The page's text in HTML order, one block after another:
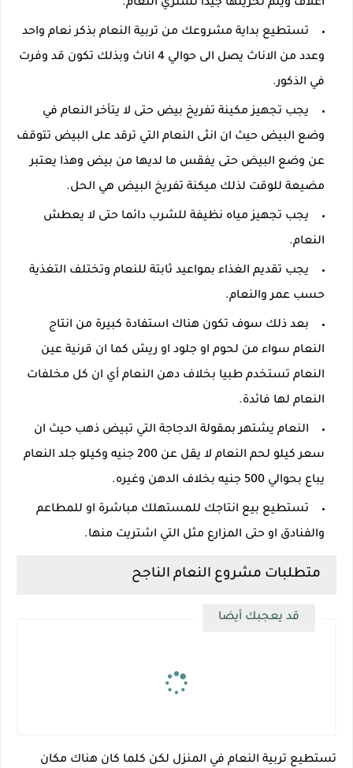
اعلاف ويتم تخزينها جيدا تشتري النعام.
تستطيع بداية مشروعك من تربية النعام بذكر نعام واحد
وعدد من الاناث يصل الى حوالي 4 اناث وبذلك تكون قد وفرت
في الذكور.
يجب تجهيز مكينة تفريخ بيض حتى لا يتأخر النعام في
وضع البيض حيث ان انثى النعام التي ترقد على البيض تتوقف
عن وضع البيض حتى يفقس ما لديها من بيض وهذا يعتبر
مضيعة للوقت لذلك ميكنة تفريخ البيض هي الحل.
يجب تجهيز مياه نظيفة للشرب دائما حتى لا يعطش
النعام.
يجب تقديم الغذاء بمواعيد ثابتة للنعام وتختلف التغذية
حسب عمر والنعام.
بعد ذلك سوف تكون هناك استفادة كبيرة من انتاج
النعام سواء من لحوم او جلود او ريش كما ان قرنية عين
النعام تستخدم طبيا بخلاف دهن النعام أي ان كل مخلفات
النعام لها فائدة.
النعام يشتهر بمقولة الدجاجة التي تبيض ذهب حيث ان
سعر كيلو لحم النعام لا يقل عن 200 جنيه وكيلو جلد النعام
يباع بحوالي 500 جنيه بخلاف الدهن وغيره.
تستطيع بيع انتاجك للمستهلك مباشرة او للمطاعم
والفنادق او حتى المزارع مثل التي اشتريت منها.
متطلبات مشروع النعام الناجح
قد يعجبك أيضا
تستطيع تربية النعام في المنزل لكن كلما كان هناك مكان